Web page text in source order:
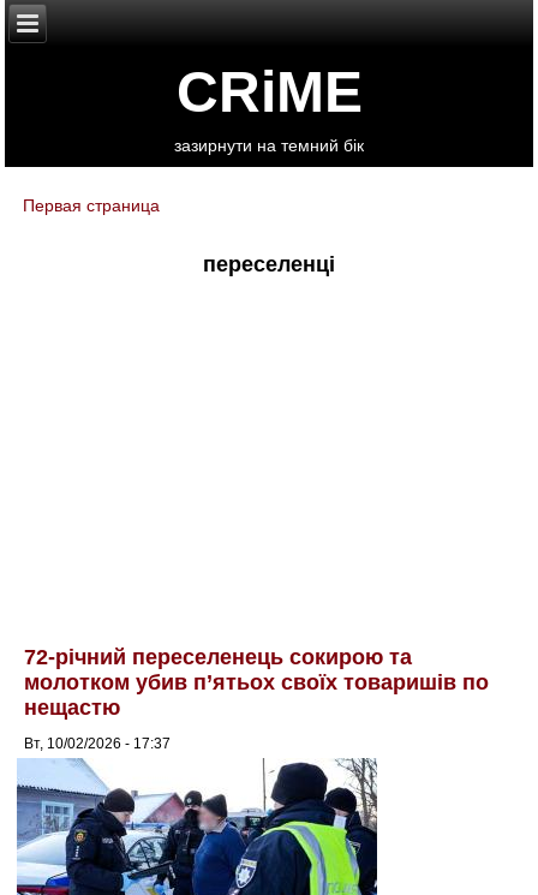
CRiME
зазирнути на темний бік
You are here
Первая страница
переселенці
72-річний переселенець сокирою та
молотком убив п’ятьох своїх товаришів по
нещастю
Вт, 10/02/2026 - 17:37